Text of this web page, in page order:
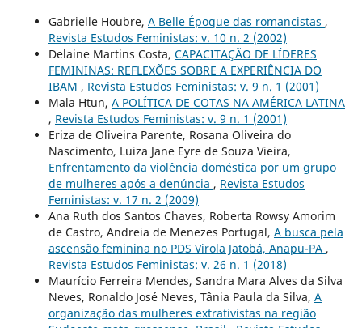
Gabrielle Houbre, A Belle Époque das romancistas ,
Revista Estudos Feministas: v. 10 n. 2 (2002)
Delaine Martins Costa, CAPACITAÇÃO DE LÍDERES
FEMININAS: REFLEXÕES SOBRE A EXPERIÊNCIA DO
IBAM , Revista Estudos Feministas: v. 9 n. 1 (2001)
Mala Htun, A POLÍTICA DE COTAS NA AMÉRICA LATINA
, Revista Estudos Feministas: v. 9 n. 1 (2001)
Eriza de Oliveira Parente, Rosana Oliveira do
Nascimento, Luiza Jane Eyre de Souza Vieira,
Enfrentamento da violência doméstica por um grupo
de mulheres após a denúncia , Revista Estudos
Feministas: v. 17 n. 2 (2009)
Ana Ruth dos Santos Chaves, Roberta Rowsy Amorim
de Castro, Andreia de Menezes Portugal, A busca pela
ascensão feminina no PDS Virola Jatobá, Anapu-PA ,
Revista Estudos Feministas: v. 26 n. 1 (2018)
Maurício Ferreira Mendes, Sandra Mara Alves da Silva
Neves, Ronaldo José Neves, Tânia Paula da Silva, A
organização das mulheres extrativistas na região